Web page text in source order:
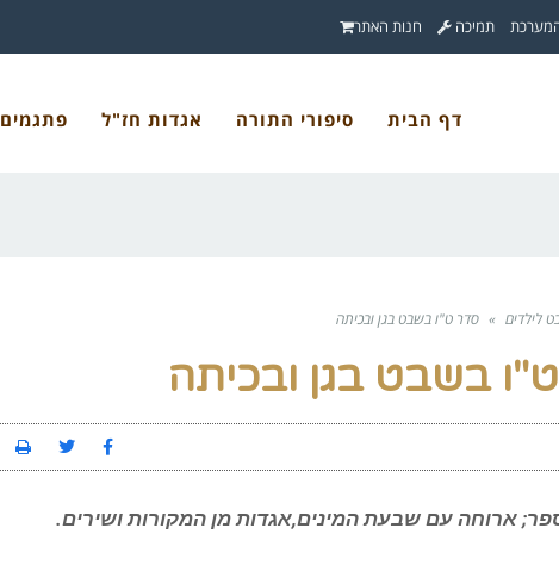
תמיכה חנות האתר
דף הבית סיפורי התורה אגדות חז"ל פתגמים
לילדים » סדר ט"ו בשבט בגן ובכיתה
בשבט בגן ובכיתה
ארוחה עם שבעת המינים,אגדות מן המקורות ושירים.